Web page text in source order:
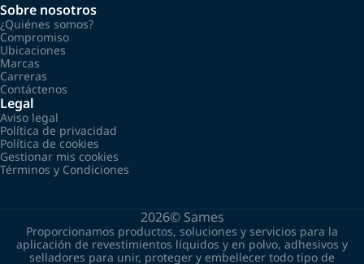
Sobre nosotros
¿Quiénes somos?
Compromiso
Ubicaciones
Marcas
Carreras
Contáctenos
Legal
Aviso legal
Política de privacidad
Política de cookies
Gestionar mis cookies
Términos y Condiciones
2026© Sames
Proporcionamos productos, soluciones y servicios para la
aplicación de revestimientos líquidos y en polvo, adhesivos y
selladores para unir, proteger y embellecer todo tipo de